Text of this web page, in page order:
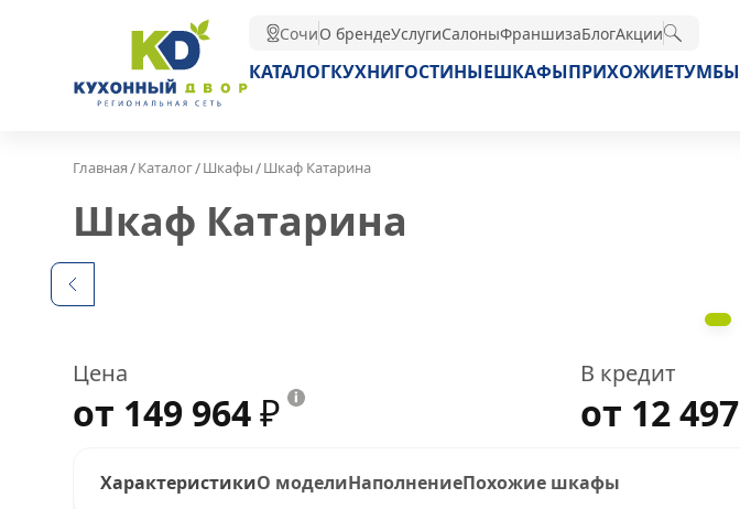
СочиО брендеУслугиСалоныФраншизаБлогАкции
КАТАЛОГКУХНИГОСТИНЫЕШКАФЫПРИХОЖИЕТУМБЫ
Главная/Каталог/Шкафы/Шкаф Катарина
Шкаф Катарина
Цена
от 149 964₽
В кредит
от 12 497
ХарактеристикиО моделиНаполнениеПохожие шкафы